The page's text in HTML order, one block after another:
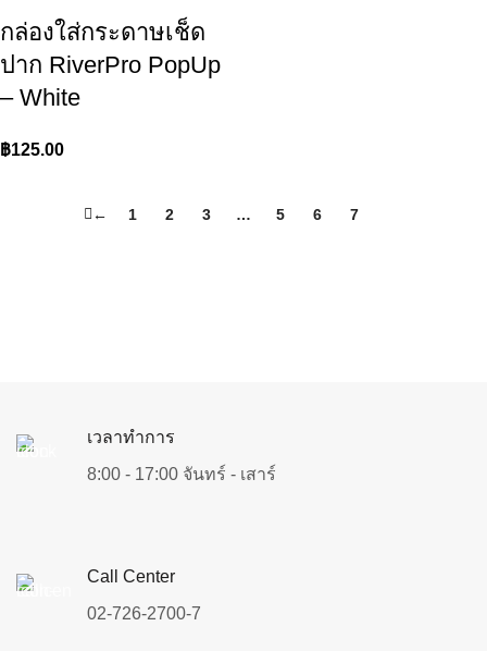
กล่องใส่กระดาษเช็ด
ปาก RiverPro PopUp
– White
฿125.00
← 1 2 3 … 5 6 7
เวลาทำการ
8:00 - 17:00 จันทร์ - เสาร์
Call Center
02-726-2700-7